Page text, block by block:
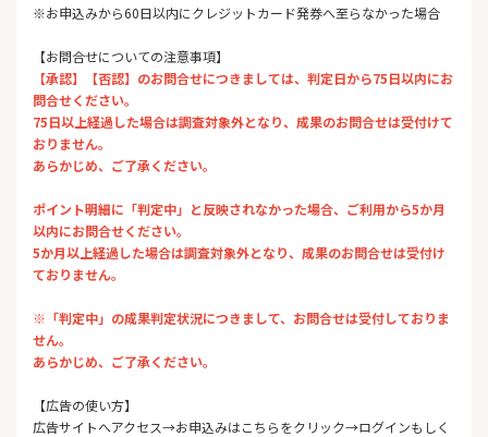
※お申込みから60日以内にクレジットカード発券へ至らなかった場合
【お問合せについての注意事項】
【承認】【否認】のお問合せにつきましては、判定日から75日以内にお
問合せください。
75日以上経過した場合は調査対象外となり、成果のお問合せは受付けて
おりません。
あらかじめ、ご了承ください。
ポイント明細に「判定中」と反映されなかった場合、ご利用から5か月
以内にお問合せください。
5か月以上経過した場合は調査対象外となり、成果のお問合せは受付け
ておりません。
※「判定中」の成果判定状況につきまして、お問合せは受付しておりま
せん。
あらかじめ、ご了承ください。
【広告の使い方】
広告サイトへアクセス→お申込みはこちらをクリック→ログインもしく